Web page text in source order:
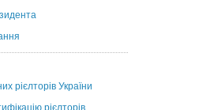
рієлторів України
рієлторів